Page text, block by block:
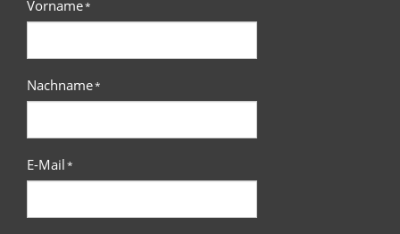
Vorname*
Nachname*
E-Mail*